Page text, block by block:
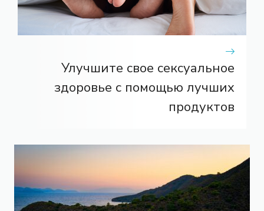
Улучшите свое сексуальное
здоровье с помощью лучших
продуктов